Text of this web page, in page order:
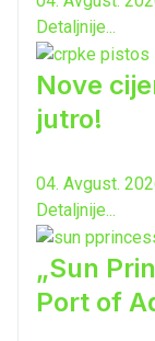
Detaljnije...
Nove
jutro!
04. Avgust.
Detaljnije...
„Sun
Port of